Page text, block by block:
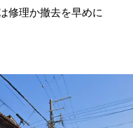
修理か撤去を早めに